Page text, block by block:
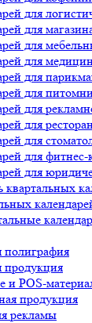
для
для
для
для
для
для
для
для
для
для фитнес-
для
квартальных
полиграфия
продукция
и POS-
продукция
рекламы